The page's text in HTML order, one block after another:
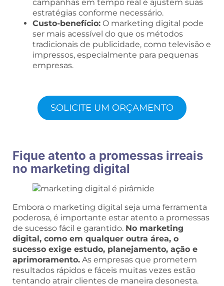
campanhas em tempo real e ajustem suas
estratégias conforme necessário.
Custo-benefício: O marketing digital pode
ser mais acessível do que os métodos
tradicionais de publicidade, como televisão e
impressos, especialmente para pequenas
empresas.
SOLICITE UM ORÇAMENTO
Fique atento a promessas irreais
no marketing digital
Embora o marketing digital seja uma ferramenta
poderosa, é importante estar atento a promessas
de sucesso fácil e garantido. No marketing
digital, como em qualquer outra área, o
sucesso exige estudo, planejamento, ação e
aprimoramento. As empresas que prometem
resultados rápidos e fáceis muitas vezes estão
tentando atrair clientes de maneira desonesta.